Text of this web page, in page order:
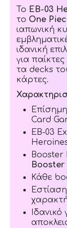
Το EB-03
το One
ιαπωνική
ιδανική
για
τα decks
κάρτες.
Card
EB-03
Booster
Booster
Κάθε